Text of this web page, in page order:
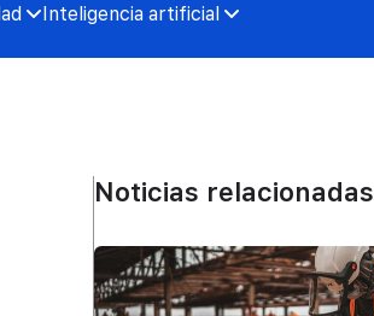
Inteligencia artificial
Noticias relacionadas